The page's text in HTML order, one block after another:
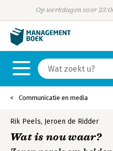
Op werkdagen voor
Communicatie en media
Rik Peels, Jeroen de Ridder
Wat is nou waar?